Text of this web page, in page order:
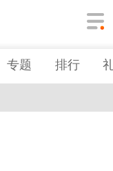
专题 排行